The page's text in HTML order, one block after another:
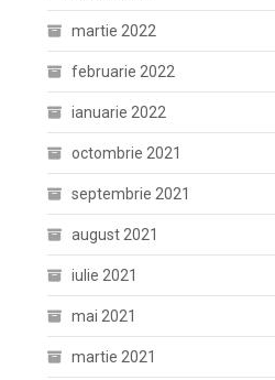
martie 2022
februarie 2022
ianuarie 2022
octombrie 2021
septembrie 2021
august 2021
iulie 2021
mai 2021
martie 2021